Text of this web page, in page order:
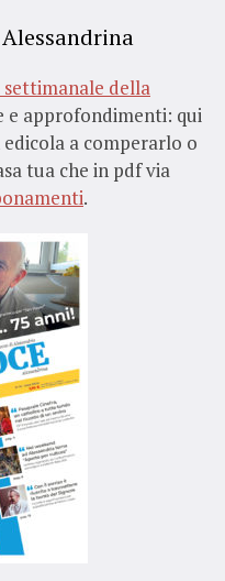
della
e approfondimenti: qui
a comperarlo o
tua che in pdf via
.